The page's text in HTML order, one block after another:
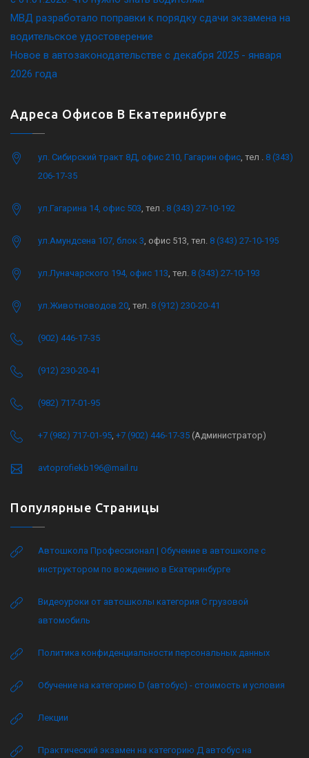
МВД разработало поправки к порядку сдачи экзамена на
водительское удостоверение
Новое в автозаконодательстве с декабря 2025 - января
2026 года
Адреса Офисов В Екатеринбурге
ул. Сибирский тракт 8Д, офис 210, Гагарин офис, тел . 8 (343)
206-17-35
ул.Гагарина 14, офис 503, тел . 8 (343) 27-10-192
ул.Амундсена 107, блок 3, офис 513, тел. 8 (343) 27-10-195
ул.Луначарского 194, офис 113, тел. 8 (343) 27-10-193
ул.Животноводов 20, тел. 8 (912) 230-20-41
(902) 446-17-35
(912) 230-20-41
(982) 717-01-95
+7 (982) 717-01-95, +7 (902) 446-17-35 (Администратор)
avtoprofiekb196@mail.ru
Популярные Страницы
Автошкола Профессионал | Обучение в автошколе с
инструктором по вождению в Екатеринбурге
Видеоуроки от автошколы категория C грузовой
автомобиль
Политика конфиденциальности персональных данных
Обучение на категорию D (автобус) - стоимость и условия
Лекции
Практический экзамен на категорию Д автобус на